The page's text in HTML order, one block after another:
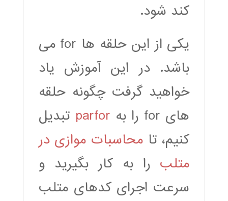
کند شود.
یکی از این حلقه ها for می
باشد. در این آموزش یاد
خواهید گرفت چگونه حلقه
های for را به
parfor تبدیل
کنیم، تا محاسبات موازی در
متلب را به کار بگیرید و
سرعت اجرای کدهای متلب